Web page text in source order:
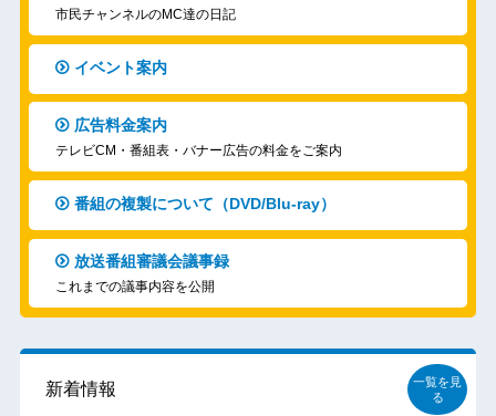
市民チャンネルのMC達の日記
イベント案内
広告料金案内
テレビCM・番組表・バナー広告の料金をご案内
番組の複製について（DVD/Blu-ray）
放送番組審議会議事録
これまでの議事内容を公開
新着情報
一覧を見
る